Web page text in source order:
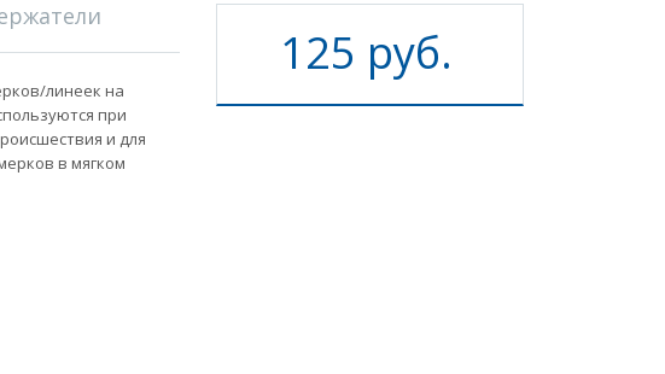
линеек на
при
и для
в мягком
125 руб.